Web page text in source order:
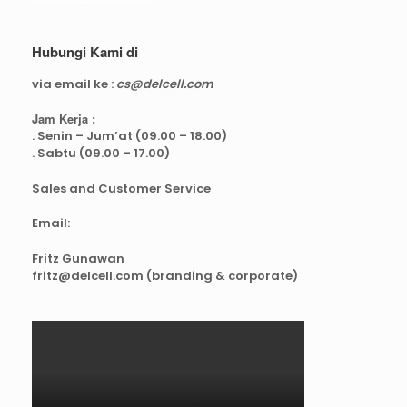
Hubungi Kami di
via email ke : cs@delcell.com
Jam Kerja :
. Senin – Jum’at (09.00 – 18.00)
. Sabtu (09.00 – 17.00)
Sales and Customer Service
Email:
Fritz Gunawan
fritz@delcell.com (branding & corporate)